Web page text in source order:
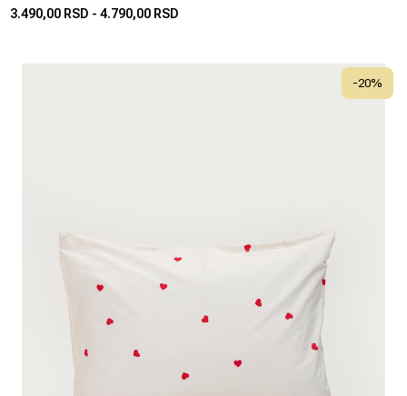
3.490,00 RSD - 4.790,00 RSD
-20%